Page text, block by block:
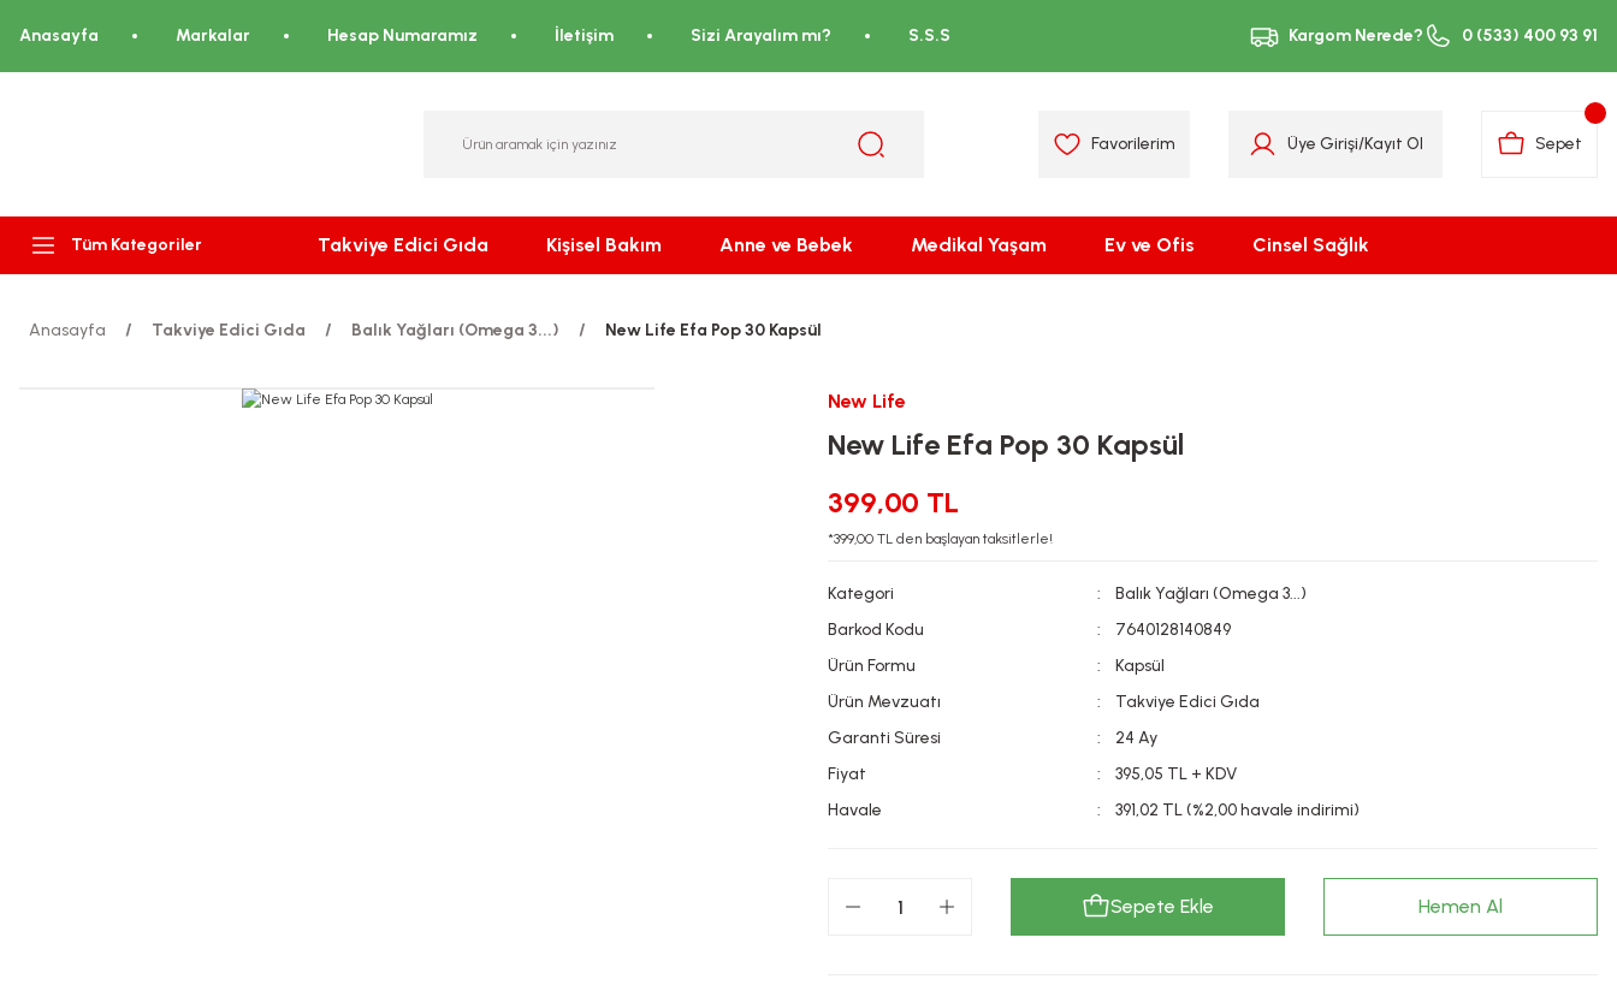
Anasayfa Markalar Hesap Numaramız İletişim Sizi Arayalım mı? S.S.S Kargom Nerede? 0 (533) 400 93 91
Favorilerim Üye Girişi/Kayıt Ol Sepet
Tüm Kategoriler Takviye Edici Gıda Kişisel Bakım Anne ve Bebek Medikal Yaşam Ev ve Ofis Cinsel Sağlık
Anasayfa Takviye Edici Gıda Balık Yağları (Omega 3...) New Life Efa Pop 30 Kapsül
New Life
New Life Efa Pop 30 Kapsül
399,00 TL
*399,00 TL den başlayan taksitlerle!
Kategori
Balık Yağları (Omega 3...)
Barkod Kodu
7640128140849
Ürün Formu
Kapsül
Ürün Mevzuatı
Takviye Edici Gıda
Garanti Süresi
24 Ay
Fiyat
395,05 TL + KDV
Havale
391,02 TL (%2,00 havale indirimi)
Sepete Ekle Hemen Al